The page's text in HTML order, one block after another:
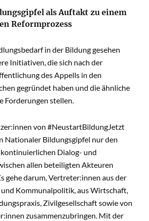
als Auftakt zu einem
Reformprozess
in der Bildung gesehen
Initiativen, die sich nach der
des Appells in den
gegründet haben und die ähnliche
Forderungen stellen.
von #NeustartBildungJetzt
Nationaler Bildungsgipfel nur den
Dialog- und
allen beteiligten Akteuren
gehe darum, Vertreter:innen aus der
und Kommunalpolitik, aus Wirtschaft,
Zivilgesellschaft sowie von
zusammenzubringen. Mit der